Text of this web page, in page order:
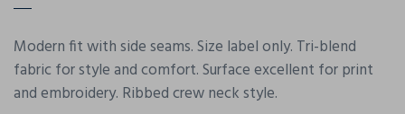
Modern fit with side seams. Size label only. Tri-blend
fabric for style and comfort. Surface excellent for print
and embroidery. Ribbed crew neck style.